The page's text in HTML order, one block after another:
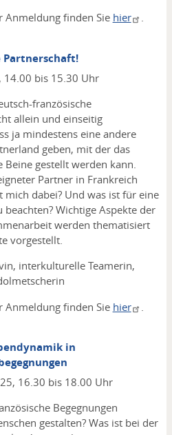
Anmeldung finden Sie hier .
Partnerschaft!
14.00 bis 15.30 Uhr
französische
allein und einseitig
ja mindestens eine andere
geben, mit der das
Beine gestellt werden kann.
Partner in Frankreich
dabei? Und was ist für eine
Wichtige Aspekte der
werden thematisiert
vorgestellt.
interkulturelle Teamerin,
Anmeldung finden Sie hier
in
16.30 bis 18.00 Uhr
Begegnungen
gestalten? Was ist bei der